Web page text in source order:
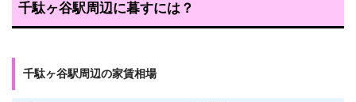
千駄ヶ谷駅周辺に暮すには？
千駄ヶ谷駅周辺の家賃相場